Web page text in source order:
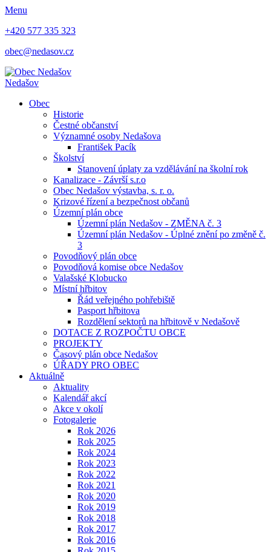
Menu
+420 577 335 323
obec@nedasov.cz
Nedašov
Obec
Historie
Čestné občanství
Významné osoby Nedašova
František Pacík
Školství
Stanovení úplaty za vzdělávání na školní rok
Kanalizace - Závrší s.r.o
Obec Nedašov výstavba, s. r. o.
Krizové řízení a bezpečnost občanů
Územní plán obce
Územní plán Nedašov - ZMĚNA č. 3
Územní plán Nedašov - Úplné znění po změně č.
3
Povodňový plán obce
Povodňová komise obce Nedašov
Valašské Klobucko
Místní hřbitov
Řád veřejného pohřebiště
Pasport hřbitova
Rozdělení sektorů na hřbitově v Nedašově
DOTACE Z ROZPOČTU OBCE
PROJEKTY
Časový plán obce Nedašov
ÚŘADY PRO OBEC
Aktuálně
Aktuality
Kalendář akcí
Akce v okolí
Fotogalerie
Rok 2026
Rok 2025
Rok 2024
Rok 2023
Rok 2022
Rok 2021
Rok 2020
Rok 2019
Rok 2018
Rok 2017
Rok 2016